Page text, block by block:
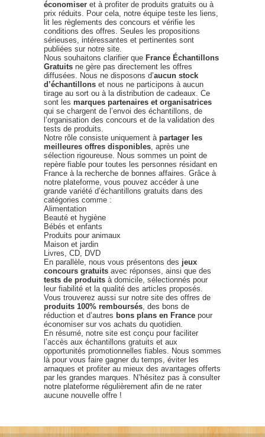
économiser et à profiter de produits gratuits ou à
prix réduits. Pour cela, notre équipe teste les liens,
lit les règlements des concours et vérifie les
conditions des offres. Seules les propositions
sérieuses, intéressantes et pertinentes sont
publiées sur notre site.
Nous souhaitons clarifier que France Échantillons
Gratuits ne gère pas directement les offres
diffusées. Nous ne disposons d’aucun stock
d’échantillons et nous ne participons à aucun
tirage au sort ou à la distribution de cadeaux. Ce
sont les marques partenaires et organisatrices
qui se chargent de l’envoi des échantillons, de
l’organisation des concours et de la validation des
tests de produits.
Notre rôle consiste uniquement à partager les
meilleures offres disponibles , après une
sélection rigoureuse. Nous sommes un point de
repère fiable pour toutes les personnes résidant en
France à la recherche de bonnes affaires. Grâce à
notre plateforme, vous pouvez accéder à une
grande variété d’échantillons gratuits dans des
catégories comme :
Alimentation
Beauté et hygiène
Bébés et enfants
Produits pour animaux
Maison et jardin
Livres, CD, DVD
En parallèle, nous vous présentons des jeux
concours gratuits avec réponses, ainsi que des
tests de produits à domicile, sélectionnés pour
leur fiabilité et la qualité des articles proposés.
Vous trouverez aussi sur notre site des offres de
produits 100% remboursés , des bons de
réduction et d’autres bons plans en France pour
économiser sur vos achats du quotidien.
En résumé, notre site est conçu pour faciliter
l’accès aux échantillons gratuits et aux
opportunités promotionnelles fiables. Nous sommes
là pour vous faire gagner du temps, éviter les
arnaques et profiter au mieux des avantages offerts
par les grandes marques. N’hésitez pas à consulter
notre plateforme régulièrement afin de ne rater
aucune nouvelle offre !